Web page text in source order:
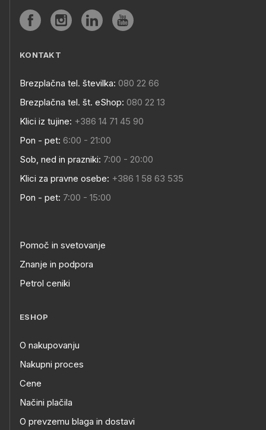
KONTAKT
Brezplačna tel. številka: 080 22 66
Brezplačna tel. št. eShop: 080 22 13
Klici iz tujine: +386 14 71 45 90
Pon - pet: 6:00 - 21:00
Sob, ned in prazniki: 7:00 - 20:00
Klici za pravne osebe: +386 1 58 63 535
Pon - pet: 7:00 - 15:00
Pomoč in svetovanje
Znanje in podpora
Petrol ceniki
ESHOP
O nakupovanju
Nakupni proces
Cene
Načini plačila
O prevzemu blaga in dostavi